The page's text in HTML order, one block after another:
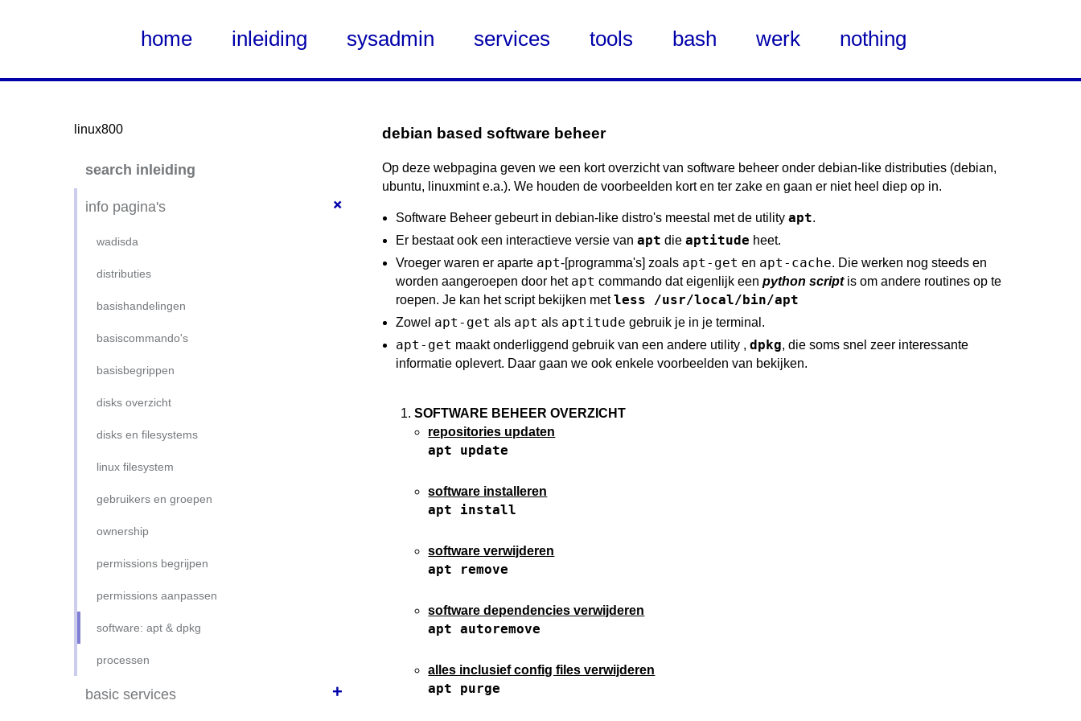
home inleiding sysadmin services tools bash werk nothing
linux800
Main
Content
search inleiding
+
info pagina's
wadisda
distributies
basishandelingen
basiscommando's
basisbegrippen
disks overzicht
disks en filesystems
linux filesystem
gebruikers en groepen
ownership
permissions begrijpen
permissions aanpassen
software: apt & dpkg
processen
+
basic services
debian based software beheer
Op deze webpagina geven we een kort overzicht van software beheer onder debian-like distributies (debian,
ubuntu, linuxmint e.a.). We houden de voorbeelden kort en ter zake en gaan er niet heel diep op in.
Software Beheer gebeurt in debian-like distro's meestal met de utilityapt.
Er bestaat ook een interactieve versie vanapt dieaptitude heet.
Vroeger waren er aparte apt-[programma's] zoals apt-get en apt-cache. Die werken nog steeds en
worden aangeroepen door het apt commando dat eigenlijk eenpython scriptis om andere routines op te
roepen. Je kan het script bekijken metless /usr/local/bin/apt
Zowel apt-get als apt als aptitude gebruik je in je terminal.
apt-get maakt onderliggend gebruik van een andere utility ,dpkg, die soms snel zeer interessante
informatie oplevert. Daar gaan we ook enkele voorbeelden van bekijken.
SOFTWARE BEHEER OVERZICHT
repositories updaten
apt update
software installeren
apt install
software verwijderen
apt remove
software dependencies verwijderen
apt autoremove
alles inclusief config files verwijderen
apt purge